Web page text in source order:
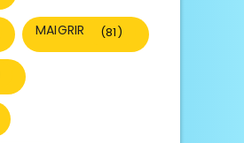
MAIGRIR (81)